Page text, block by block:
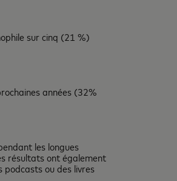
sur cinq (21 %)
années (32%
les longues
résultats ont également
ou des livres